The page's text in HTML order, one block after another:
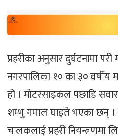
प्रहरीका अनुसार दुर्घटनामा
नगरपालिका १० का ३०
हो । मोटरसाइकल पछाडि
शम्भु गमाल घाइते भएका छन्
चालकलाई प्रहरी नियन्त्रणमा